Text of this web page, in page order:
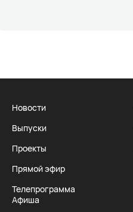
Новости
Выпуски
Проекты
Прямой эфир
Телепрограмма
Афиша